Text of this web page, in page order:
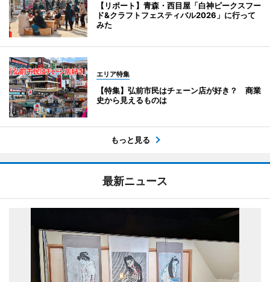
【リポート】青森・西目屋「白神ピークスフー
ド&クラフトフェスティバル2026」に行って
みた
エリア特集
【特集】弘前市民はチェーン店が好き？ 商業
史から見えるものは
もっと見る
最新ニュース